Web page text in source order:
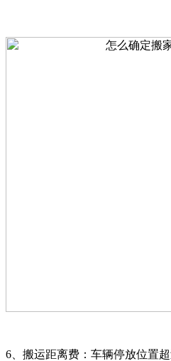
6、搬运距离费：车辆停放位置